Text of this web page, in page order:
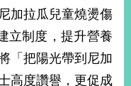
加拉瓜兒童燒燙傷
立制度，提升營養
「把陽光帶到尼加
高度讚譽，更促成